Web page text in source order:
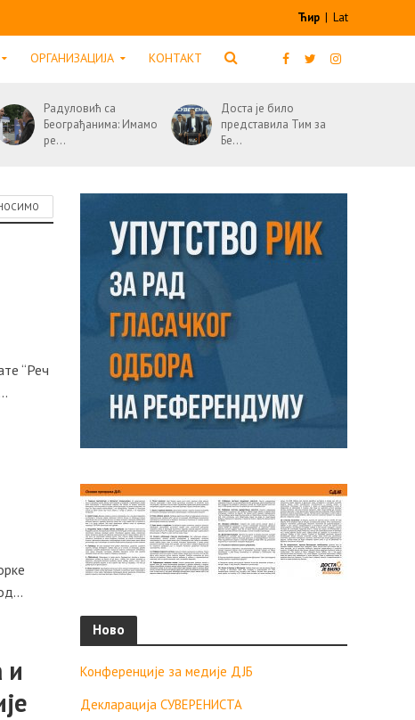
Ћир | Lat
ОРГАНИЗАЦИЈА КОНТАКТ
Радуловић са
Београђанима: Имамо
ре...
Доста је било
представила Тим за
Бе...
“Реч
и
Ново
Конференције за медије ДЈБ
Декларација СУВЕРЕНИСТА